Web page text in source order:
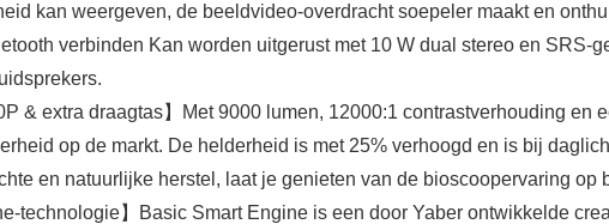
kan weergeven, de beeldvideo-overdracht soepeler maakt en
verbinden Kan worden uitgerust met 10 W dual stereo en
& extra draagtas】Met 9000 lumen, 12000:1 contrastverhouding
op de markt. De helderheid is met 25% verhoogd en is bij
en natuurlijke herstel, laat je genieten van de bioscoopervaring
technologie】Basic Smart Engine is een door Yaber ontwikkelde